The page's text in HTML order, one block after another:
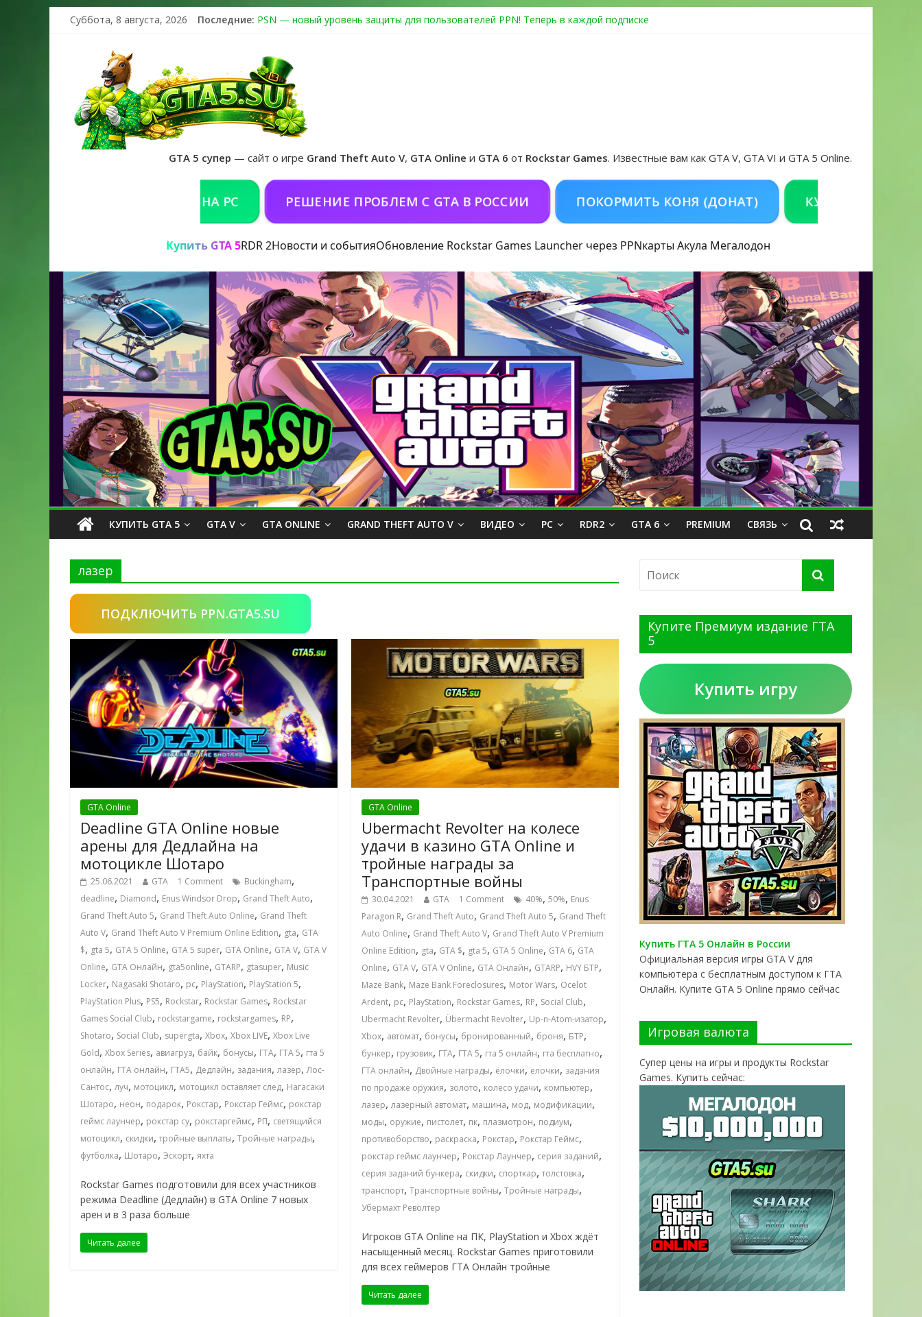
Суббота, 8 августа, 2026 Последние: PSN — новый уровень защиты для пользователей PPN! Теперь в каждой подписке
Получайте особые награды в GTA Online по программе Fine Art Collector
GTA 6 официальная обложка игры и Предзаказ Grand Theft Auto VI
GTA 5 супер — сайт о игре Grand Theft Auto V, GTA Online и GTA 6 от Rockstar Games. Известные вам как GTA V, GTA VI и GTA 5 Online.
РЕШЕНИЕ ПРОБЛЕМ С GTA В РОССИИ ПОКОРМИТЬ КОНЯ (ДОНАТ) КУПИТЬ GTA 5 ONLINE
Купить GTA 5RDR 2Новости и событияОбновление Rockstar Games Launcher через PPNкарты Акула Мегалодон
КУПИТЬ GTA 5 GTA V GTA ONLINE GRAND THEFT AUTO V ВИДЕО PC RDR2 GTA 6 PREMIUM СВЯЗЬ
лазер
ПОДКЛЮЧИТЬ PPN.GTA5.SU
GTA Online
Deadline GTA Online новые
арены для Дедлайна на
мотоцикле Шотаро
25.06.2021 GTA 1 Comment Buckingham,
deadline, Diamond, Enus Windsor Drop, Grand Theft Auto,
Grand Theft Auto 5, Grand Theft Auto Online, Grand Theft
Auto V, Grand Theft Auto V Premium Online Edition, gta, GTA
$, gta 5, GTA 5 Online, GTA 5 super, GTA Online, GTA V, GTA V
Online, GTA Онлайн, gta5online, GTARP, gtasuper, Music
Locker, Nagasaki Shotaro, pc, PlayStation, PlayStation 5,
PlayStation Plus, PS5, Rockstar, Rockstar Games, Rockstar
Games Social Club, rockstargame, rockstargames, RP,
Shotaro, Social Club, supergta, Xbox, Xbox LIVE, Xbox Live
Gold, Xbox Series, авиагруз, байк, бонусы, ГТА, ГТА 5, гта 5
онлайн, ГТА онлайн, ГТА5, Дедлайн, задания, лазер,Лос-
Сантос, луч, мотоцикл, мотоцикл оставляет след, Нагасаки
Шотаро, неон, подарок, Рокстар, Рокстар Геймс, рокстар
геймс лаунчер, рокстар су, рокстаргеймс, РП, светящийся
мотоцикл, скидки, тройные выплаты, Тройные награды,
футболка, Шотаро, Эскорт, яхта
Rockstar Games подготовили для всех участников
режима Deadline (Дедлайн) в GTA Online 7 новых
арен и в 3 раза больше
Читать далее
GTA Online
Ubermacht Revolter на колесе
удачи в казино GTA Online и
тройные награды за
Транспортные войны
30.04.2021 GTA 1 Comment 40%,50%, Enus
Paragon R, Grand Theft Auto, Grand Theft Auto 5, Grand Theft
Auto Online, Grand Theft Auto V, Grand Theft Auto V Premium
Online Edition, gta, GTA $, gta 5, GTA 5 Online, GTA 6, GTA
Online, GTA V, GTA V Online, GTA Онлайн, GTARP, HVY БТР,
Maze Bank, Maze Bank Foreclosures, Motor Wars, Ocelot
Ardent, pc, PlayStation, Rockstar Games, RP, Social Club,
Ubermacht Revolter, Übermacht Revolter, Up-n-Atom-изатор,
Xbox, автомат, бонусы, бронированный, броня, БТР,
бункер, грузовик, ГТА, ГТА 5, гта 5 онлайн, гта бесплатно,
ГТА онлайн, Двойные награды, ёлочки, елочки, задания
по продаже оружия, золото, колесо удачи, компьютер,
лазер,лазерный автомат, машина, мод, модификации,
моды, оружие, пистолет, пк, плазмотрон, подиум,
противоборство, раскраска, Рокстар, Рокстар Геймс,
рокстар геймс лаунчер, Рокстар Лаунчер, серия заданий,
серия заданий бункера, скидки, спорткар,толстовка,
транспорт,Транспортные войны,Тройные награды,
Убермахт Револтер
Игроков GTA Online на ПК, PlayStation и Xbox ждёт
насыщенный месяц. Rockstar Games приготовили
для всех геймеров ГТА Онлайн тройные
Читать далее
Купите Премиум издание ГТА
5
Купить игру
Купить ГТА 5 Онлайн в России
Официальная версия игры GTA V для
компьютера с бесплатным доступом к ГТА
Онлайн. Купите GTA 5 Online прямо сейчас
Игровая валюта
Супер цены на игры и продукты Rockstar
Games. Купить сейчас: